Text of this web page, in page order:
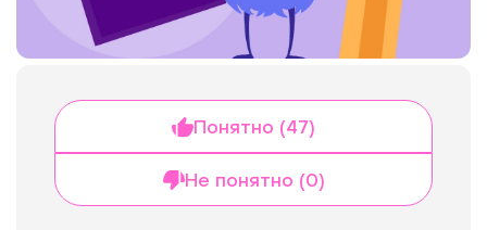
Понятно (47)
Не понятно (0)